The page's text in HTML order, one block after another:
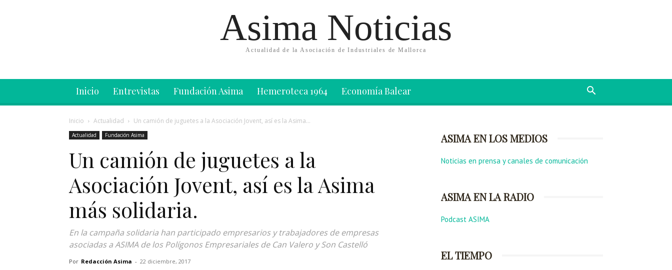
Asima Noticias
Actualidad de la Asociación de Industriales de Mallorca
Inicio Entrevistas Fundación Asima Hemeroteca 1964 Economía Balear
Inicio Actualidad Un camión de juguetes a la Asociación Jovent, así es la Asima...
Actualidad Fundación Asima
Un camión de juguetes a la
Asociación Jovent, así es la Asima
más solidaria.
En la campaña solidaria han participado empresarios y trabajadores de empresas
asociadas a ASIMA de los Polígonos Empresariales de Can Valero y Son Castelló
Por Redacción Asima - 22 diciembre, 2017
ASIMA EN LOS MEDIOS
Noticias en prensa y canales de comunicación
ASIMA EN LA RADIO
Podcast ASIMA
EL TIEMPO